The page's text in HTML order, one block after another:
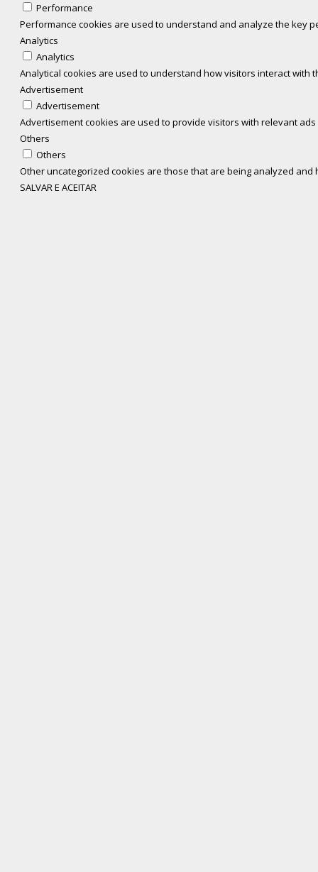
Performance
Performance cookies are used to understand and analyze the key
Analytics
Analytics
Analytical cookies are used to understand how visitors interact
Advertisement
Advertisement
Advertisement cookies are used to provide visitors with relevant
Others
Others
Other uncategorized cookies are those that are being analyzed
SALVAR E ACEITAR